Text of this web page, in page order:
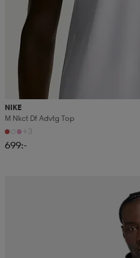
NIKE
M Nkct Df Advtg Top
+3
699:-